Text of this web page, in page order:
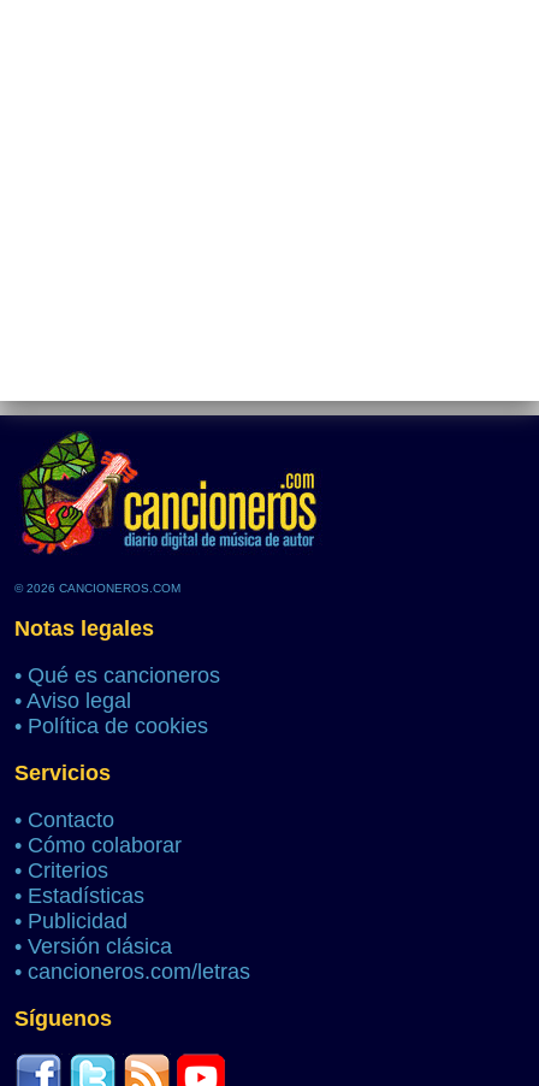
© 2026 CANCIONEROS.COM
Notas legales
• Qué es cancioneros
• Aviso legal
• Política de cookies
Servicios
• Contacto
• Cómo colaborar
• Criterios
• Estadísticas
• Publicidad
• Versión clásica
• cancioneros.com/letras
Síguenos